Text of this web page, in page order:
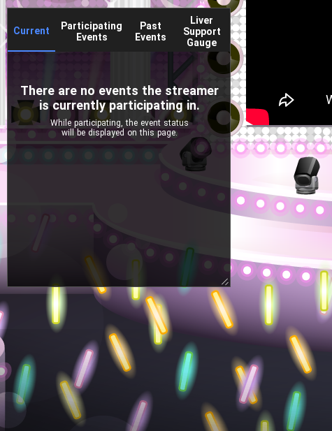
Current
Participating
Events
Past
Events
Liver
Support
Gauge
There are no events the streamer
is currently participating in.
While participating, the event status
will be displayed on this page.